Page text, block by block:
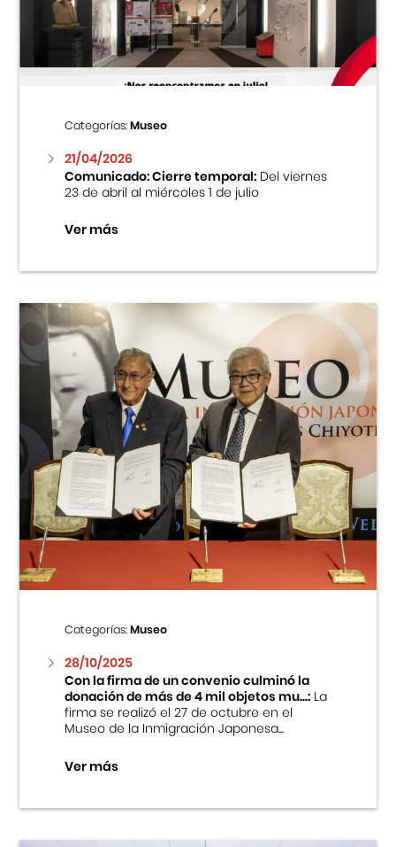
Centro Cultural Peruano Japonés
Museo de la Inmigración Japonesa
Fondo Editorial
Teatro Peruano Japonés
Categorías:Museo
21/04/2026
Comunicado: Cierre temporal:Del viernes
23 de abril al miércoles 1 de julio
Ver más
Categorías:Museo
28/10/2025
Con la firma de un convenio culminó la
donación de más de 4 mil objetos mu...:La
firma se realizó el 27 de octubre en el
Museo de la Inmigración Japonesa...
Ver más